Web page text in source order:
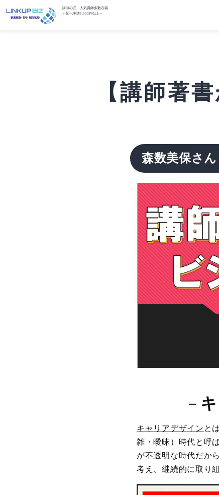
講演の匠 人気講師多数在籍
～延べ実績5,000件以上～
【講師著
森数美保さん
－
キャリアデザイン と
雑・曖昧）時代と呼
が不透明な時代だか
考え、継続的に取り